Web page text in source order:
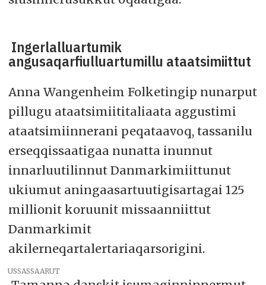
Ingerlalluartumik
angusaqarfiulluartumillu ataatsimiittut
Anna Wangenheim Folketingip nunarput
pillugu ataatsimiititaliaata aggustimi
ataatsimiinnerani peqataavoq, tassanilu
erseqqissaatigaa nunatta inunnut
innarluutilinnut Danmarkimiittunut
ukiumut aningaasartuutigisartagai 125
millionit koruunit missaanniittut
Danmarkimit
akilerneqartalertariaqarsorigini.
USSASSAARUT